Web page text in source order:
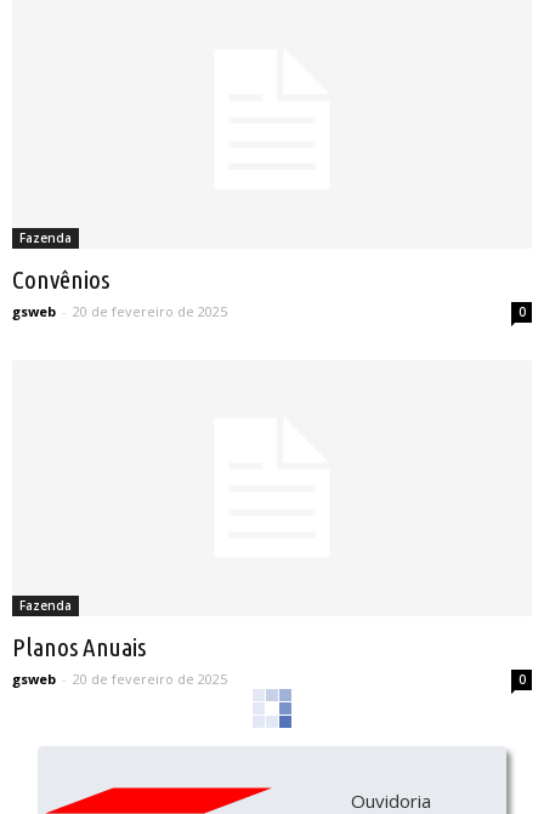
Fazenda
Convênios
gsweb - 20 de fevereiro de 2025 0
Fazenda
Planos Anuais
gsweb - 20 de fevereiro de 2025 0
Ouvidoria